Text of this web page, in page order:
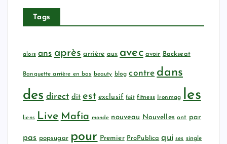
Tags
alors ans après arrière aux avec avoir Backseat
Banquette arrière en bas beauty blog contre dans
des direct dit est exclusif fait fitness Ironmag les
liens Live Mafia monde nouveau Nouvelles ont par
pas popsugar pour Premier ProPublica qui ses single